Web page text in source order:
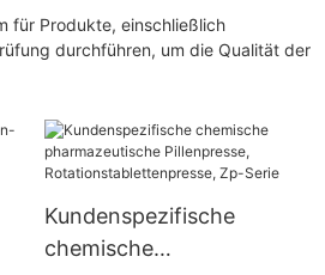
für Produkte, einschließlich
durchführen, um die Qualität der
Kundenspezifische
chemische